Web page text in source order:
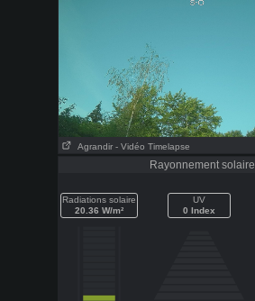
Agrandir - Vidéo Timelapse
Rayonnement solaire
Radiations solaire
20.36 W/m²
UV
0 Index